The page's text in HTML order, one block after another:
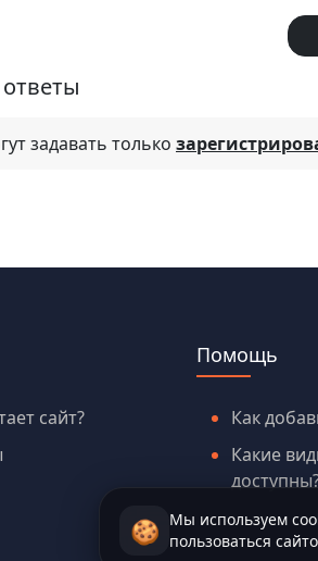
задавать только
сайт?
Помощь
Как
Какие
🍪 Мы используем
пользоваться